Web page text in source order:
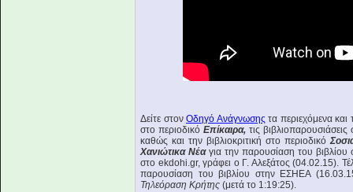
Δείτε στον Οδηγό Ανάγνωσης τα περιεχόμενα
στο περιοδικόΕπίκαιρα,τις βιβλιοπαρουσιάσεις
καθώς και την βιβλιοκριτική στο περιοδικό
Χανιώτικα Νέαγια την παρουσίαση του βιβλίου
στο ekdohi.gr, γράφει ο Γ. Αλεξάτος (04.02.15).
παρουσίαση του βιβλίου στην ΕΣΗΕΑ
Τηλεόραση Κρήτης (μετά το 1:19:25).